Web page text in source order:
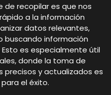
de recopilar es que nos
a la información
datos relevantes,
buscando información
es especialmente útil
donde la toma de
y actualizados es
el éxito.